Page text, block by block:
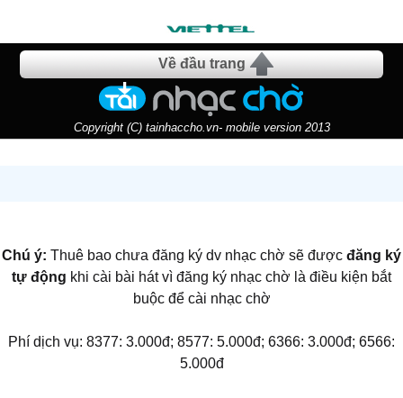
Về đầu trang
Copyright (C) tainhaccho.vn- mobile version 2013
Chú ý: Thuê bao chưa đăng ký dv nhạc chờ sẽ được đăng ký
tự động khi cài bài hát vì đăng ký nhạc chờ là điều kiện bắt
buộc để cài nhạc chờ
Phí dịch vụ: 8377: 3.000đ; 8577: 5.000đ; 6366: 3.000đ; 6566:
5.000đ